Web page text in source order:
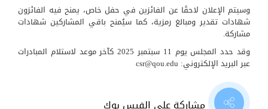
وسيتم الإعلان لاحقًا عن الفائزين في حفل خاص، يمنح فيه الفائزون
شهادات تقدير ومبالغ رمزية، كما سيُمنح باقي المشاركين شهادات
مشاركة.
وقد حدد المجلس يوم 11 سبتمبر 2025 كآخر موعد لاستلام المبادرات
عبر البريد الإلكتروني: csr@qou.edu
مشاركة على الفيس بوك